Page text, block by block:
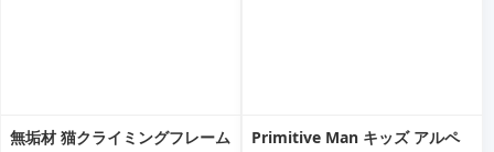
無垢材 猫クライミングフレーム
Primitive Man キッズ アルペ